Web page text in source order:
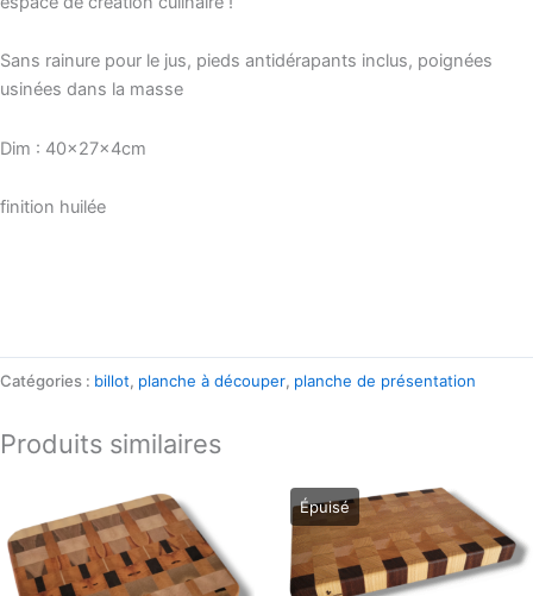
Sans rainure pour le jus, pieds antidérapants inclus, poignées
usinées dans la masse
Dim : 40x27x4cm
finition huilée
Catégories : billot, planche à découper, planche de présentation
Produits similaires